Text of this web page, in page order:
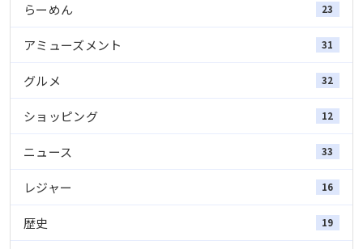
らーめん 23
アミューズメント 31
グルメ 32
ショッピング 12
ニュース 33
レジャー 16
歴史 19